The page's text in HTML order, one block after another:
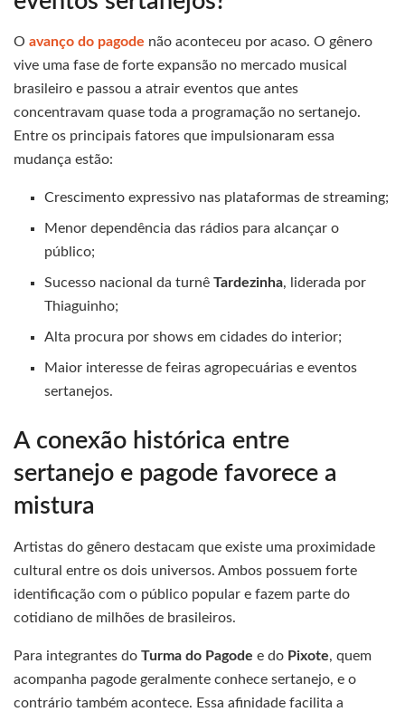
O avanço do pagode não aconteceu por acaso. O gênero
vive uma fase de forte expansão no mercado musical
brasileiro e passou a atrair eventos que antes
concentravam quase toda a programação no sertanejo.
Entre os principais fatores que impulsionaram essa
mudança estão:
Crescimento expressivo nas plataformas de streaming;
Menor dependência das rádios para alcançar o
público;
Sucesso nacional da turnêTardezinha, liderada por
Thiaguinho;
Alta procura por shows em cidades do interior;
Maior interesse de feiras agropecuárias e eventos
sertanejos.
A conexão histórica entre
sertanejo e pagode favorece a
mistura
Artistas do gênero destacam que existe uma proximidade
cultural entre os dois universos. Ambos possuem forte
identificação com o público popular e fazem parte do
cotidiano de milhões de brasileiros.
Para integrantes do Turma do Pagode e do Pixote, quem
acompanha pagode geralmente conhece sertanejo, e o
contrário também acontece. Essa afinidade facilita a